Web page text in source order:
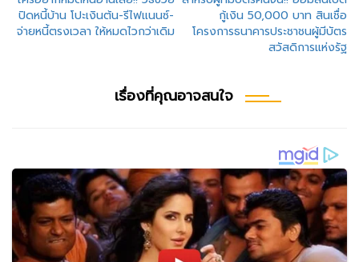
เรื่อง
ปิดหนี้บ้าน โปะเงินต้น-รีไฟแนนซ์-
จ่ายหนี้ตรงเวลา ให้หมดไวกว่าเดิม
กู้เงิน 50,000 บาท สินเชื่อ
โครงการธนาคารประชาชนผู้มีบัตร
สวัสดิการแห่งรัฐ
เรื่องที่คุณอาจสนใจ